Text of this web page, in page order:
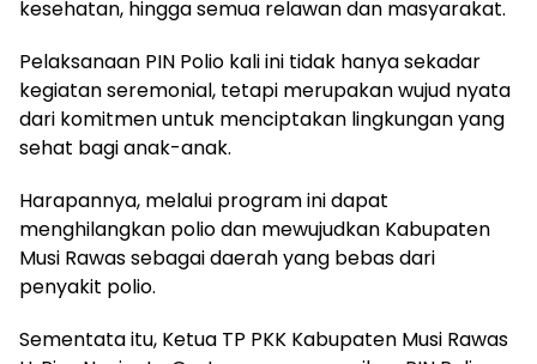
kesehatan, hingga semua relawan dan masyarakat.
Pelaksanaan PIN Polio kali ini tidak hanya sekadar
kegiatan seremonial, tetapi merupakan wujud nyata
dari komitmen untuk menciptakan lingkungan yang
sehat bagi anak-anak.
Harapannya, melalui program ini dapat
menghilangkan polio dan mewujudkan Kabupaten
Musi Rawas sebagai daerah yang bebas dari
penyakit polio.
Sementata itu, Ketua TP PKK Kabupaten Musi Rawas